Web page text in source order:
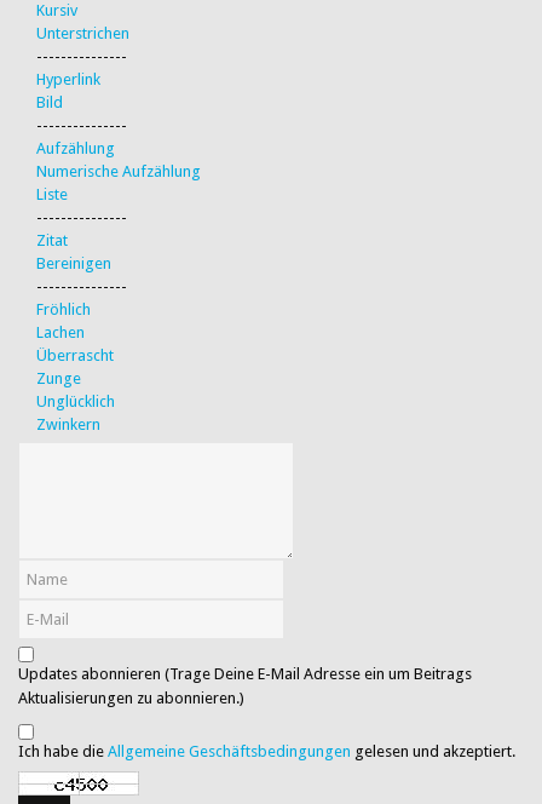
Kursiv
Unterstrichen
---------------
Hyperlink
Bild
---------------
Aufzählung
Numerische Aufzählung
Liste
---------------
Zitat
Bereinigen
---------------
Fröhlich
Lachen
Überrascht
Zunge
Unglücklich
Zwinkern
Updates abonnieren (Trage Deine E-Mail Adresse ein um Beitrags
Aktualisierungen zu abonnieren.)
Ich habe die Allgemeine Geschäftsbedingungen gelesen und akzeptiert.